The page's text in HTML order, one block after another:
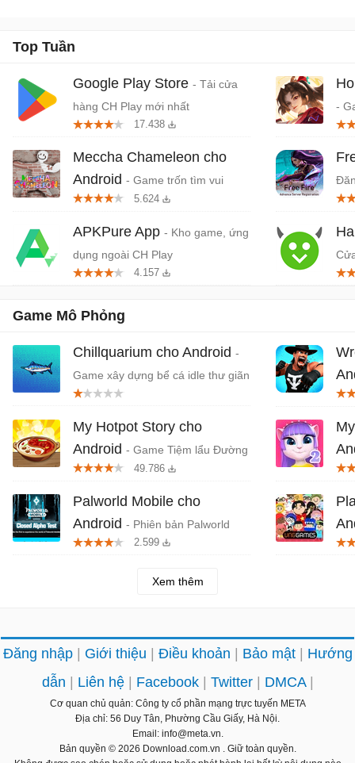
Top Tuần
Google Play Store - Tải cửa
hàng CH Play mới nhất
17.438
Meccha Chameleon cho
Android - Game trốn tìm vui
nhộn nhiều người chơi
5.624
APKPure App - Kho game, ứng
dụng ngoài CH Play
4.157
-
Da
Game Mô Phỏng
Chillquarium cho Android -
Game xây dựng bể cá idle thư giãn
My Hotpot Story cho
Android - Game Tiệm lẩu Đường
Hạnh Phúc
49.786
Palworld Mobile cho
Android - Phiên bản Palworld
cho di động: Sắp mở alpha test
2.599
lý
Xem thêm
Đăng nhập Giới thiệu Điều khoản Bảo mật
Hướng
dẫn
Liên hệ Facebook Twitter DMCA
Cơ quan chủ quản: Công ty cổ phần mạng trực tuyến META
Địa chỉ: 56 Duy Tân, Phường Cầu Giấy, Hà Nội.
Email: info@meta.vn.
Bản quyền © 2026 Download.com.vn . Giữ toàn quyền.